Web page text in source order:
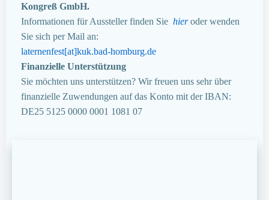
Kongreß GmbH.
Informationen für Aussteller finden Sie hieroder wenden
Sie sich per Mail an:
laternenfest[at]kuk.bad-homburg.de
Finanzielle Unterstützung
Sie möchten uns unterstützen? Wir freuen uns sehr über
finanzielle Zuwendungen auf das Konto mit der IBAN:
DE25 5125 0000 0001 1081 07